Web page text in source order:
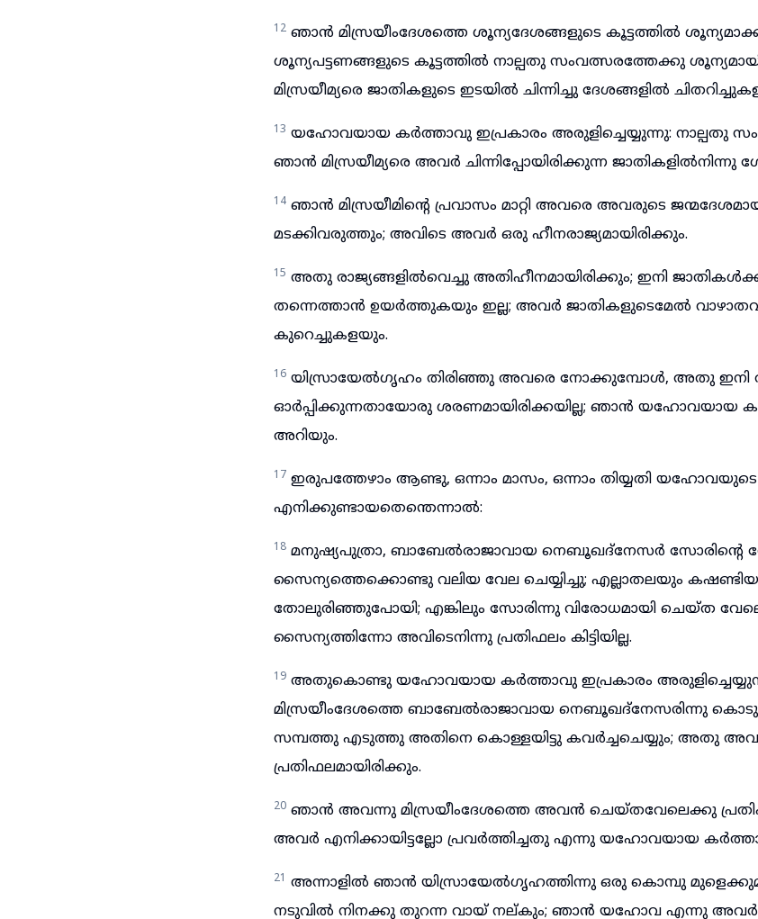
12 ഞാൻ മിസ്രയീംദേശത്തെ ശൂന്യദേശങ്ങളുടെ കൂട്ടത്തിൽ
ശൂന്യപട്ടണങ്ങളുടെ കൂട്ടത്തിൽ നാല്പതു സംവത്സരത്തേക്കു
മിസ്രയീമ്യരെ ജാതികളുടെ ഇടയിൽ ചിന്നിച്ചു ദേശങ്ങളിൽ
13 യഹോവയായ കർത്താവു ഇപ്രകാരം അരുളിച്ചെയ്യുന്നു: നാല്പതു
ഞാൻ മിസ്രയീമ്യരെ അവർ ചിന്നിപ്പോയിരിക്കുന്ന ജാതികളിൽനിന്നു
14 ഞാൻ മിസ്രയീമിന്റെ പ്രവാസം മാറ്റി അവരെ അവരുടെ
മടക്കിവരുത്തും; അവിടെ അവർ ഒരു ഹീനരാജ്യമായിരിക്കും.
15 അതു രാജ്യങ്ങളിൽവെച്ചു അതിഹീനമായിരിക്കും; ഇനി
തന്നെത്താൻ ഉയർത്തുകയും ഇല്ല; അവർ ജാതികളുടെമേൽ
കുറെച്ചുകളയും.
16 യിസ്രായേൽഗൃഹം തിരിഞ്ഞു അവരെ നോക്കുമ്പോൾ, അതു
ഓർപ്പിക്കുന്നതായോരു ശരണമായിരിക്കയില്ല; ഞാൻ
അറിയും.
17 ഇരുപത്തേഴാം ആണ്ടു, ഒന്നാം മാസം, ഒന്നാം തിയ്യതി
എനിക്കുണ്ടായതെന്തെന്നാൽ:
18 മനുഷ്യപുത്രാ, ബാബേൽരാജാവായ നെബൂഖദ്നേസർ സോരിന്റെ
സൈന്യത്തെക്കൊണ്ടു വലിയ വേല ചെയ്യിച്ചു; എല്ലാതലയും
തോലുരിഞ്ഞുപോയി; എങ്കിലും സോരിന്നു വിരോധമായി ചെയ്ത
സൈന്യത്തിന്നോ അവിടെനിന്നു പ്രതിഫലം കിട്ടിയില്ല.
19 അതുകൊണ്ടു യഹോവയായ കർത്താവു ഇപ്രകാരം
മിസ്രയീംദേശത്തെ ബാബേൽരാജാവായ നെബൂഖദ്നേസരിന്നു
സമ്പത്തു എടുത്തു അതിനെ കൊള്ളയിട്ടു കവർച്ചചെയ്യും; അതു
പ്രതിഫലമായിരിക്കും.
20 ഞാൻ അവന്നു മിസ്രയീംദേശത്തെ അവൻ ചെയ്തവേലെക്കു
അവർ എനിക്കായിട്ടല്ലോ പ്രവർത്തിച്ചതു എന്നു യഹോവയായ
21 അന്നാളിൽ ഞാൻ യിസ്രായേൽഗൃഹത്തിന്നു ഒരു കൊമ്പു
നടുവിൽ നിനക്കു തുറന്ന വായ് നല്കും; ഞാൻ യഹോവ എന്നു അവർ